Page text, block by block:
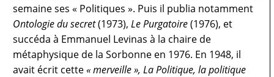
semaine ses « Politiques ». Puis il publia notamment
Ontologie du secret(1973),Le Purgatoire(1976), et
succéda à Emmanuel Levinas à la chaire de
métaphysique de la Sorbonne en 1976. En 1948, il
avait écrit cette« merveille », La Politique, la politique